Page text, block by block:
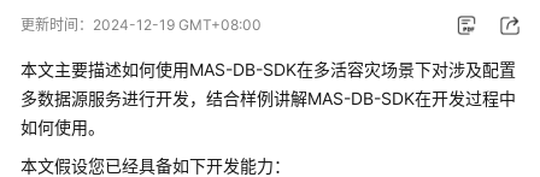
动
产
品
更新时间： 2024-12-19 GMT+08:00
本文主要描述如何使用MAS-DB-SDK在多活容灾场景下对涉及配置
多数据源服务进行开发，结合样例讲解MAS-DB-SDK在开发过程中
如何使用。
本文假设您已经具备如下开发能力：